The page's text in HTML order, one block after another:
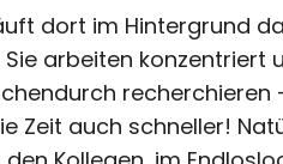
dort im Hintergrund
arbeiten konzentriert
Zeit auch schneller!